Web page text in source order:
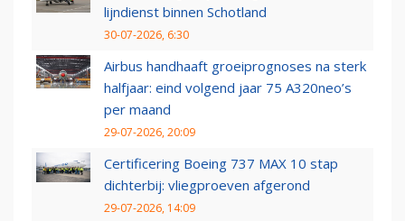
lijndienst binnen Schotland
30-07-2026, 6:30
Airbus handhaaft groeiprognoses na sterk
halfjaar: eind volgend jaar 75 A320neo’s
per maand
29-07-2026, 20:09
Certificering Boeing 737 MAX 10 stap
dichterbij: vliegproeven afgerond
29-07-2026, 14:09